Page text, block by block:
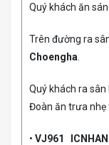
Quý khách ăn
Trên đường ra
Choengha
Quý khách ra
Đoàn ăn trưa
• VJ961